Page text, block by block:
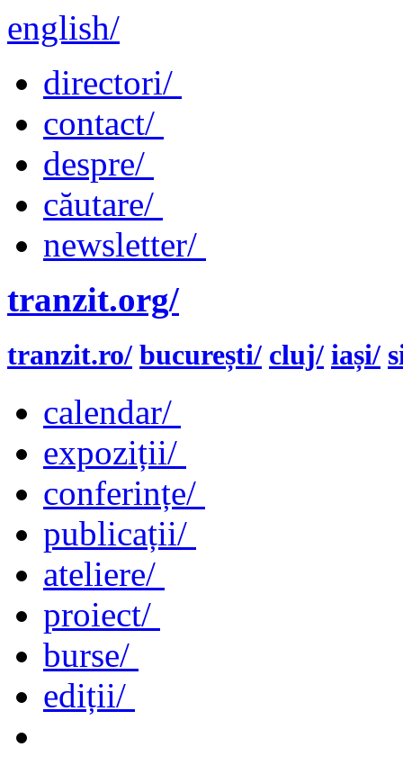
english/
directori/
contact/
despre/
căutare/
newsletter/
tranzit.org/
tranzit.ro/ bucurești/ cluj/ iași/
calendar/
expoziții/
conferințe/
publicații/
ateliere/
proiect/
burse/
ediții/